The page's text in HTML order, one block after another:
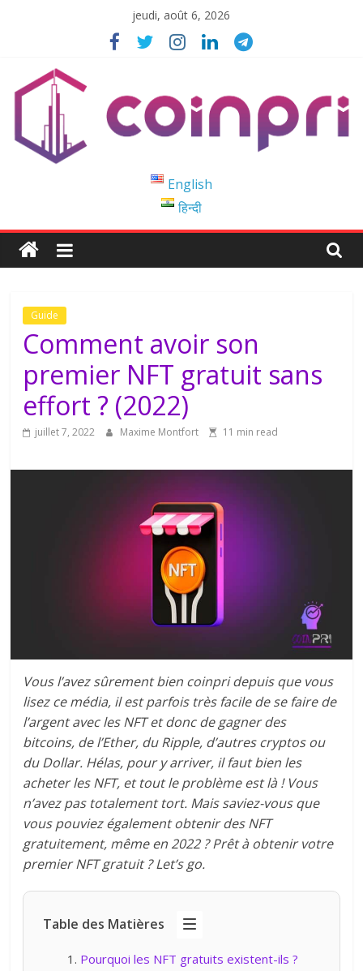
jeudi, août 6, 2026
Blockchain
Easy
to
English
हिन्दी
Guide
Comment avoir son
premier NFT gratuit sans
effort ? (2022)
juillet 7, 2022 Maxime Montfort 11 min read
Vous l’avez sûrement bien coinpri depuis que vous
lisez ce média, il est parfois très facile de se faire de
l’argent avec les NFT et donc de gagner des
bitcoins, de l’Ether, du Ripple, d’autres cryptos ou
du Dollar. Hélas, pour y arriver, il faut bien les
acheter les NFT, et tout le problème est là ! Vous
n’avez pas totalement tort. Mais saviez-vous que
vous pouviez également obtenir des NFT
gratuitement, même en 2022 ? Prêt à obtenir votre
premier NFT gratuit ? Let’s go.
Table des Matières
Pourquoi les NFT gratuits existent-ils ?